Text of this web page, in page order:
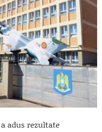
adus rezultate